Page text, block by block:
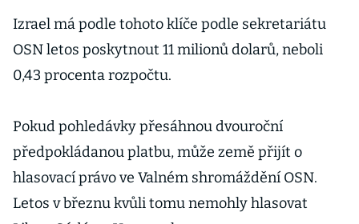
Izrael má podle tohoto klíče podle sekretariátu
OSN letos poskytnout 11 milionů dolarů, neboli
0,43 procenta rozpočtu.
Pokud pohledávky přesáhnou dvouroční
předpokládanou platbu, může země přijít o
hlasovací právo ve Valném shromáždění OSN.
Letos v březnu kvůli tomu nemohly hlasovat